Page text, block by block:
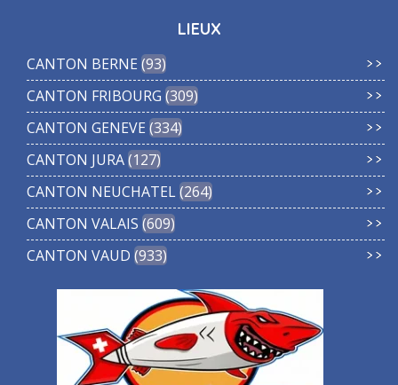
LIEUX
CANTON BERNE 93
CANTON FRIBOURG 309
CANTON GENEVE 334
CANTON JURA 127
CANTON NEUCHATEL 264
CANTON VALAIS 609
CANTON VAUD 933